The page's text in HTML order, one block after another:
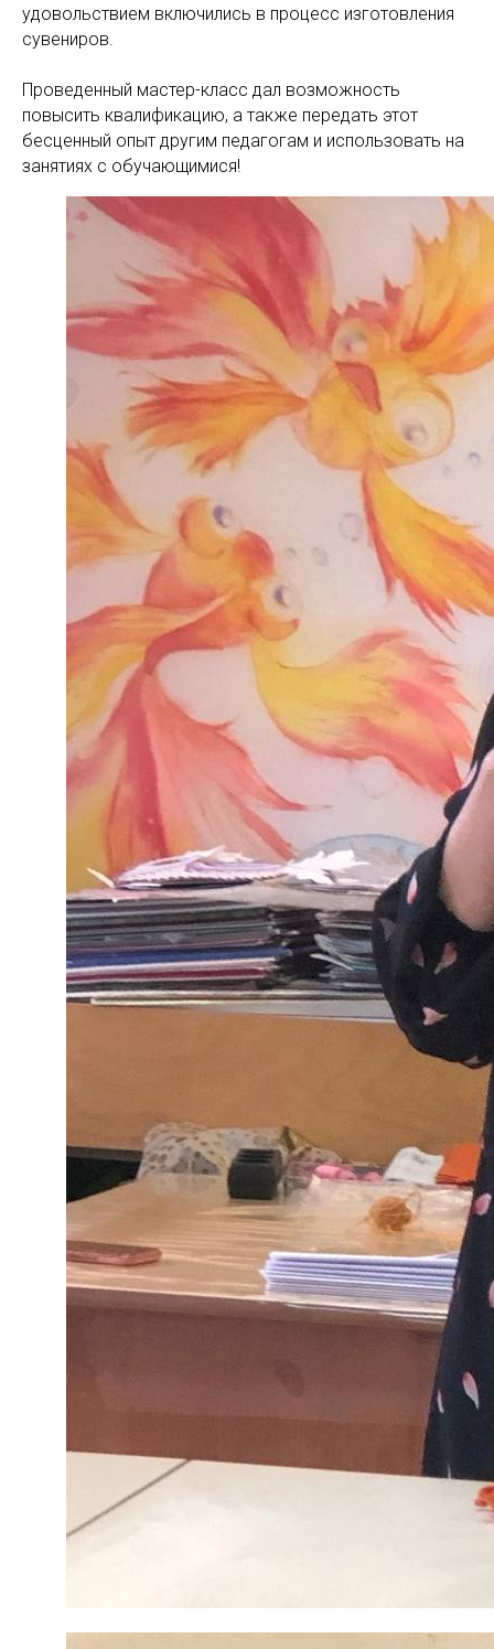
удовольствием включились в процесс изготовления
сувениров.
Проведенный мастер-класс дал возможность
повысить квалификацию, а также передать этот
бесценный опыт другим педагогам и использовать на
занятиях с обучающимися!